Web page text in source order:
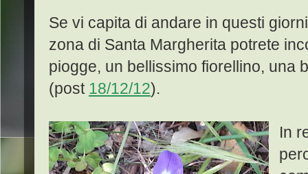
Se vi capita di andare in questi
zona di Santa Margherita potrete
piogge, un bellissimo fiorellino, una
(post 18/12/12).
In